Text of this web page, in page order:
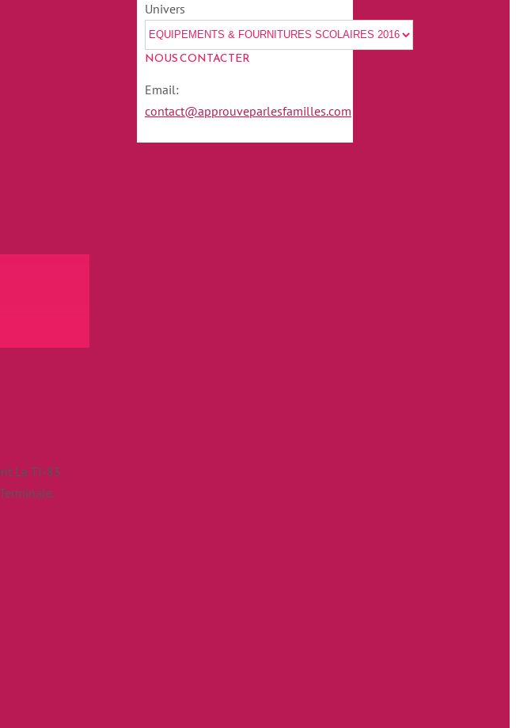
La TI-83
Univers
NOUS CONTACTER
Email:
contact@approuveparlesfamilles.com